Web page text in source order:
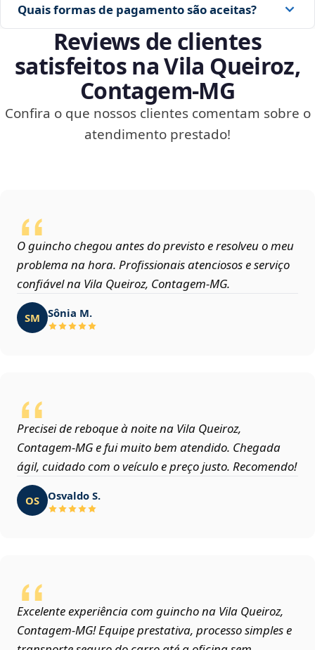
Quais formas de pagamento são aceitas?
Reviews de clientes
satisfeitos na Vila Queiroz,
Contagem‑MG
Confira o que nossos clientes comentam sobre o
atendimento prestado!
O guincho chegou antes do previsto e resolveu o meu
problema na hora. Profissionais atenciosos e serviço
confiável na Vila Queiroz, Contagem‑MG.
SM Sônia M.
Precisei de reboque à noite na Vila Queiroz,
Contagem‑MG e fui muito bem atendido. Chegada
ágil, cuidado com o veículo e preço justo. Recomendo!
OS Osvaldo S.
Excelente experiência com guincho na Vila Queiroz,
Contagem‑MG! Equipe prestativa, processo simples e